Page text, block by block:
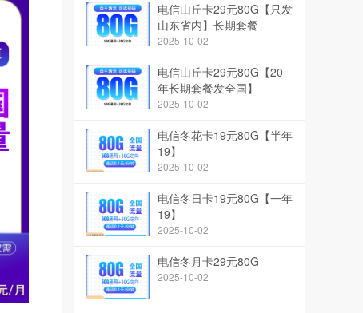
电信山丘卡29元80G【只发
山东省内】长期套餐
2025-10-02
电信山丘卡29元80G【20
年长期套餐发全国】
2025-10-02
电信冬花卡19元80G【半年
19】
2025-10-02
电信冬日卡19元80G【一年
19】
2025-10-02
电信冬月卡29元80G
2025-10-02